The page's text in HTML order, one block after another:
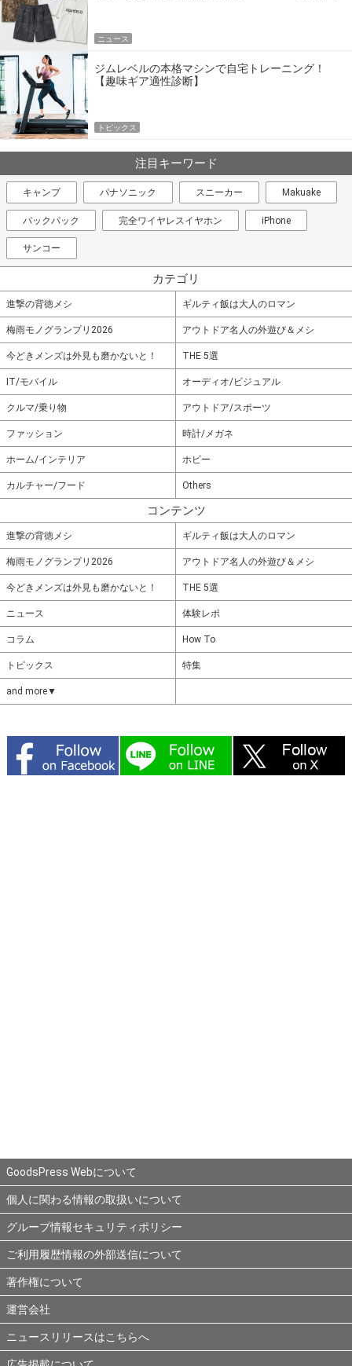
ニュース
ジムレベルの本格マシンで自宅トレーニング！
【趣味ギア適性診断】
トピックス
注目キーワード
キャンプ パナソニック スニーカー Makuake
バックパック 完全ワイヤレスイヤホン iPhone
サンコー
カテゴリ
進撃の背徳メシ ギルティ飯は大人のロマン
梅雨モノグランプリ2026 アウトドア名人の外遊び＆メシ
今どきメンズは外見も磨かないと！ THE 5選
IT/モバイル オーディオ/ビジュアル
クルマ/乗り物 アウトドア/スポーツ
ファッション 時計/メガネ
ホーム/インテリア ホビー
カルチャー/フード Others
コンテンツ
進撃の背徳メシ ギルティ飯は大人のロマン
梅雨モノグランプリ2026 アウトドア名人の外遊び＆メシ
今どきメンズは外見も磨かないと！ THE 5選
ニュース 体験レポ
コラム How To
トピックス 特集
and more▼
GoodsPress Webについて
個人に関わる情報の取扱いについて
グループ情報セキュリティポリシー
ご利用履歴情報の外部送信について
著作権について
運営会社
ニュースリリースはこちらへ